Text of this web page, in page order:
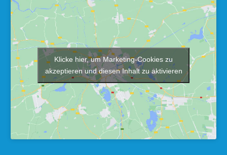
Klicke hier, um Marketing-Cookies zu
akzeptieren und diesen Inhalt zu aktivieren